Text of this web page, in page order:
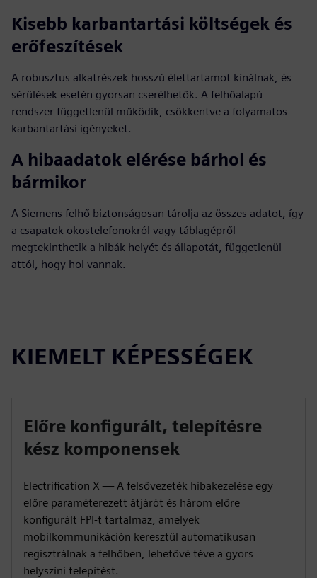
Kisebb karbantartási költségek és
erőfeszítések
A robusztus alkatrészek hosszú élettartamot kínálnak, és
sérülések esetén gyorsan cserélhetők. A felhőalapú
rendszer függetlenül működik, csökkentve a folyamatos
karbantartási igényeket.
A hibaadatok elérése bárhol és
bármikor
A Siemens felhő biztonságosan tárolja az összes adatot, így
a csapatok okostelefonokról vagy táblagépről
megtekinthetik a hibák helyét és állapotát, függetlenül
attól, hogy hol vannak.
KIEMELT KÉPESSÉGEK
Előre konfigurált, telepítésre
kész komponensek
Electrification X — A felsővezeték hibakezelése egy
előre paraméterezett átjárót és három előre
konfigurált FPI-t tartalmaz, amelyek
mobilkommunikáción keresztül automatikusan
regisztrálnak a felhőben, lehetővé téve a gyors
helyszíni telepítést.